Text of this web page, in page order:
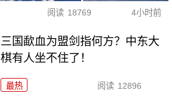
阅读 18769 4小时前
三国歃血为盟剑指何方？中东大
棋有人坐不住了！
最热 阅读 12896